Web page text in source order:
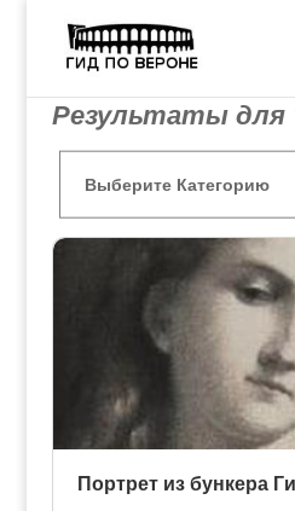
Результаты
Загадки
Портрет из бункера